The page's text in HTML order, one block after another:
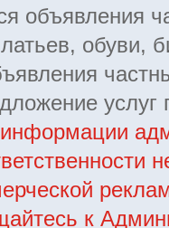
объявления
обуви,
к